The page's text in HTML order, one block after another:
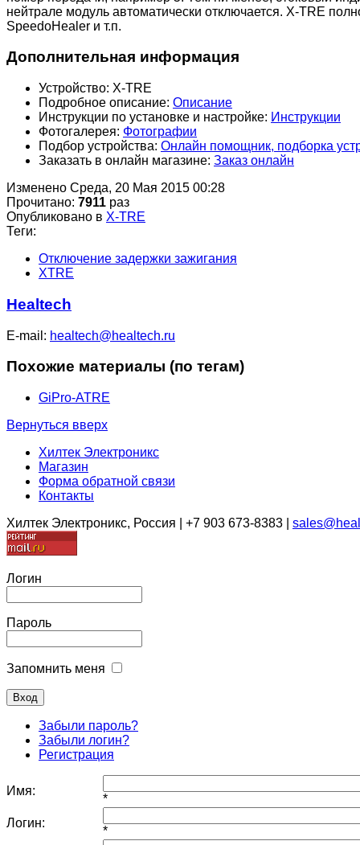
нейтрале модуль автоматически отключается. X-TRE
SpeedoHealer и т.п.
Дополнительная информация
Устройство: X-TRE
Подробное описание: Описание
Инструкции по установке и настройке: Инструкции
Фотогалерея: Фотографии
Подбор устройства: Онлайн помощник, подборка
Заказать в онлайн магазине: Заказ онлайн
Изменено Среда, 20 Мая 2015 00:28
Прочитано: 7911 раз
Опубликовано в X-TRE
Теги:
Отключение задержки зажигания
XTRE
Healtech
E-mail: healtech@healtech.ru
Похожие материалы (по тегам)
GiPro-ATRE
Вернуться вверх
Хилтек Электроникс
Магазин
Форма обратной связи
Контакты
Хилтек Электроникс, Россия | +7 903 673-8383 |
Логин
Пароль
Запомнить меня
Забыли пароль?
Забыли логин?
Регистрация
Имя:
*
Логин:
*